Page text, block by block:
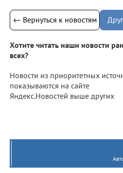
← Вернуться к новостям
Хотите читать наши новости
всех?
Новости из приоритетных
показываются на сайте
Яндекс.Новостей выше других